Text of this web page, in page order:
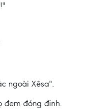
ngoài Xêsa".
đem đóng đinh.